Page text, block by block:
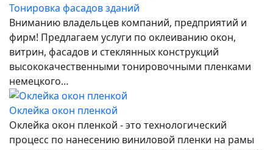
Тонировка фасадов зданий
Вниманию владельцев компаний, предприятий и
фирм! Предлагаем услуги по оклеиванию окон,
витрин, фасадов и стеклянных конструкций
высококачественными тонировочными пленками
немецкого…
Оклейка окон пленкой
Оклейка окон пленкой - это технологический
процесс по нанесению виниловой пленки на рамы